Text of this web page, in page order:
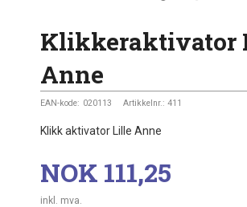
Klikkeraktivator
Anne
EAN-kode: 020113 Artikkelnr.: 411
Klikk aktivator Lille Anne
Pris
NOK 111,25
inkl. mva.